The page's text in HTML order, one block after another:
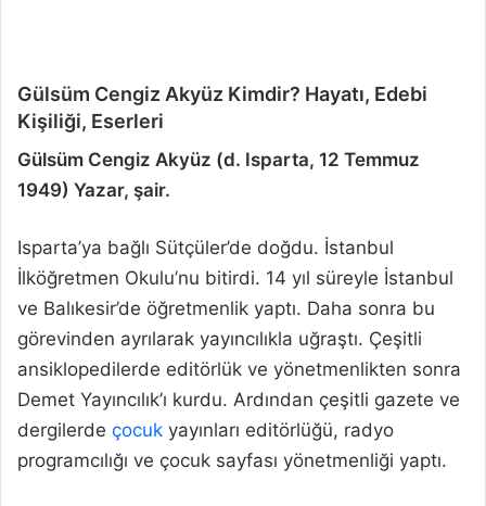
Gülsüm Cengiz Akyüz Kimdir? Hayatı, Edebi
Kişiliği, Eserleri
Gülsüm Cengiz Akyüz (d. Isparta, 12 Temmuz
1949) Yazar, şair.
Isparta’ya bağlı Sütçüler’de doğdu. İstanbul
İlköğretmen Okulu’nu bitirdi. 14 yıl süreyle İstanbul
ve Balıkesir’de öğretmenlik yaptı. Daha sonra bu
görevinden ayrılarak yayıncılıkla uğraştı. Çeşitli
ansiklopedilerde editörlük ve yönetmenlikten sonra
Demet Yayıncılık’ı kurdu. Ardından çeşitli gazete ve
dergilerde çocuk yayınları editörlüğü, radyo
programcılığı ve çocuk sayfası yönetmenliği yaptı.